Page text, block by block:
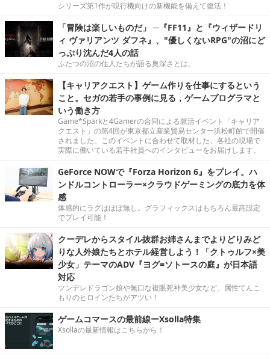
シリーズ第1作が現行機向けの新機能を備えて復活！
「冒険は楽しいものだ」 ─『FF11』と『ウィザードリ
ィ ヴァリアンツ ダフネ』、"優しくないRPG"の沼にど
っぷり沈んだ4人の話
ふたつの沼の住人たちが語る奥深さとは。
【キャリアクエスト】ゲーム作りを仕事にするという
こと。セガの若手の事例に見る，ゲームプログラマと
いう働き方
Game*Sparkと4Gamerの合同による就活イベント「キャリア
クエスト」の第4回が東京都立産業貿易センター浜松町館で開催
されました。このイベントに合わせて取材した、各社の現場で
実際に働いている若手社員へのインタビューをお届けします。
GeForce NOWで『Forza Horizon 6』をプレイ。ハ
ンドルコントローラー×クラウドゲーミングの底力を体
感
体感的にラグはほぼ無し。グラフィックスはもちろん最高設定
でプレイ可能！
クーデレからスタイル抜群お姉さんまでよりどりみど
りな人外娘たちとホテル経営しよう！「クトゥルフ×美
少女」テーマのADV『ヨグ=ソトースの庭』が日本語
対応
ツンデレドラゴン娘や無口な複眼死神美少女など、属性てんこ
もりのヒロインたちがアツい！
ゲームコマースの最前線ーXsolla特集
Xsollaの最新情報はこちらから！